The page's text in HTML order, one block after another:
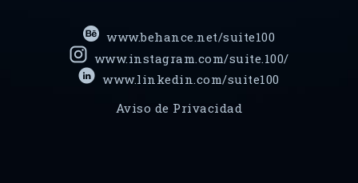
www.behance.net/suite100
www.instagram.com/suite.100/
www.linkedin.com/suite100
Aviso de Privacidad